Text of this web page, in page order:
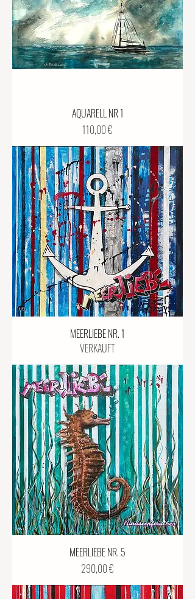
AQUARELL NR 1
Preis
110,00 €
MEERLIEBE NR. 1
VERKAUFT
MEERLIEBE NR. 5
Preis
290,00 €